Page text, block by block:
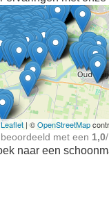
meer
bij
in de buurt
Leaflet | ©OpenStreetMap
met een 1,0/
naar een